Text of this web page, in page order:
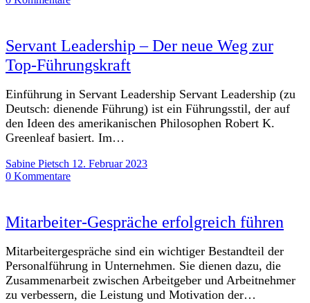
Servant Leadership – Der neue Weg zur
Top-Führungskraft
Einführung in Servant Leadership Servant Leadership (zu
Deutsch: dienende Führung) ist ein Führungsstil, der auf
den Ideen des amerikanischen Philosophen Robert K.
Greenleaf basiert. Im…
Sabine Pietsch 12. Februar 2023
0 Kommentare
Mitarbeiter-Gespräche erfolgreich führen
Mitarbeitergespräche sind ein wichtiger Bestandteil der
Personalführung in Unternehmen. Sie dienen dazu, die
Zusammenarbeit zwischen Arbeitgeber und Arbeitnehmer
zu verbessern, die Leistung und Motivation der…